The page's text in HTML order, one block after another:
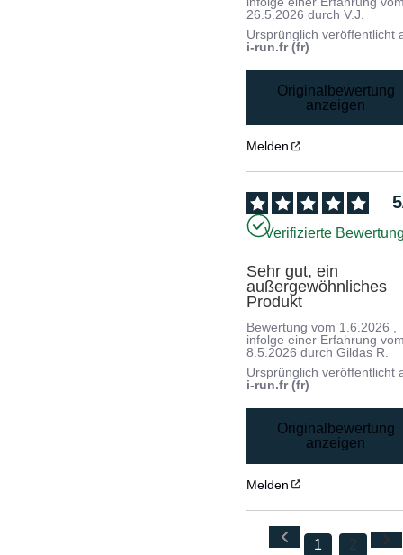
26.5.2026 durchV.J.
Ursprünglich veröffentlicht
i-run.fr (fr)
Originalbewertung
anzeigen
Melden
5
Verifizierte
Sehr gut, ein
außergewöhnliches
Produkt
Bewertung vom 1.6.2026 ,
infolge einer Erfahrung
8.5.2026 durchGildas R.
Ursprünglich veröffentlicht
i-run.fr (fr)
Originalbewertung
anzeigen
Melden
1 2